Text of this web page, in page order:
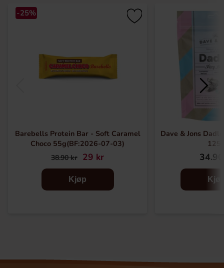
-25%
Barebells Protein Bar - Soft Caramel
Choco 55g(BF:2026-07-03)
38.90 kr 29 kr
Kjøp
Dave & Jons